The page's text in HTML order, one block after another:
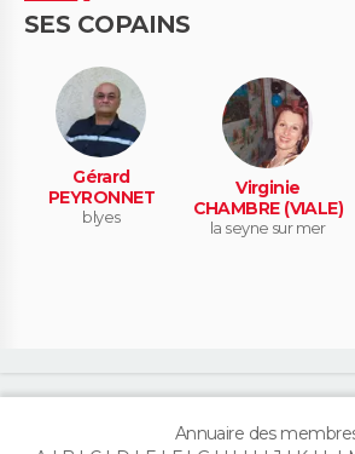
SES COPAINS
Gérard
PEYRONNET
blyes
Virginie
CHAMBRE (VIALE)
la seyne sur mer
Annuaire des